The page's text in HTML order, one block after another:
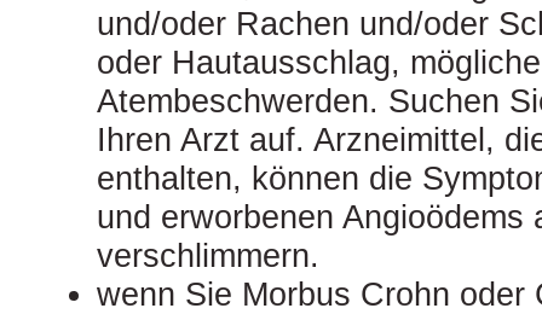
und/oder Rachen und/oder
oder Hautausschlag,
Atembeschwerden. Suchen
Ihren Arzt auf. Arzneimittel,
enthalten, können die
und erworbenen Angioödems
verschlimmern.
wenn Sie Morbus Crohn oder